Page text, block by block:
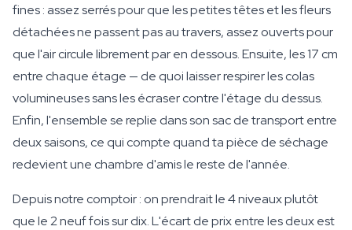
fines : assez serrés pour que les petites têtes et les fleurs
détachées ne passent pas au travers, assez ouverts pour
que l'air circule librement par en dessous. Ensuite, les 17 cm
entre chaque étage — de quoi laisser respirer les colas
volumineuses sans les écraser contre l'étage du dessus.
Enfin, l'ensemble se replie dans son sac de transport entre
deux saisons, ce qui compte quand ta pièce de séchage
redevient une chambre d'amis le reste de l'année.
Depuis notre comptoir : on prendrait le 4 niveaux plutôt
que le 2 neuf fois sur dix. L'écart de prix entre les deux est